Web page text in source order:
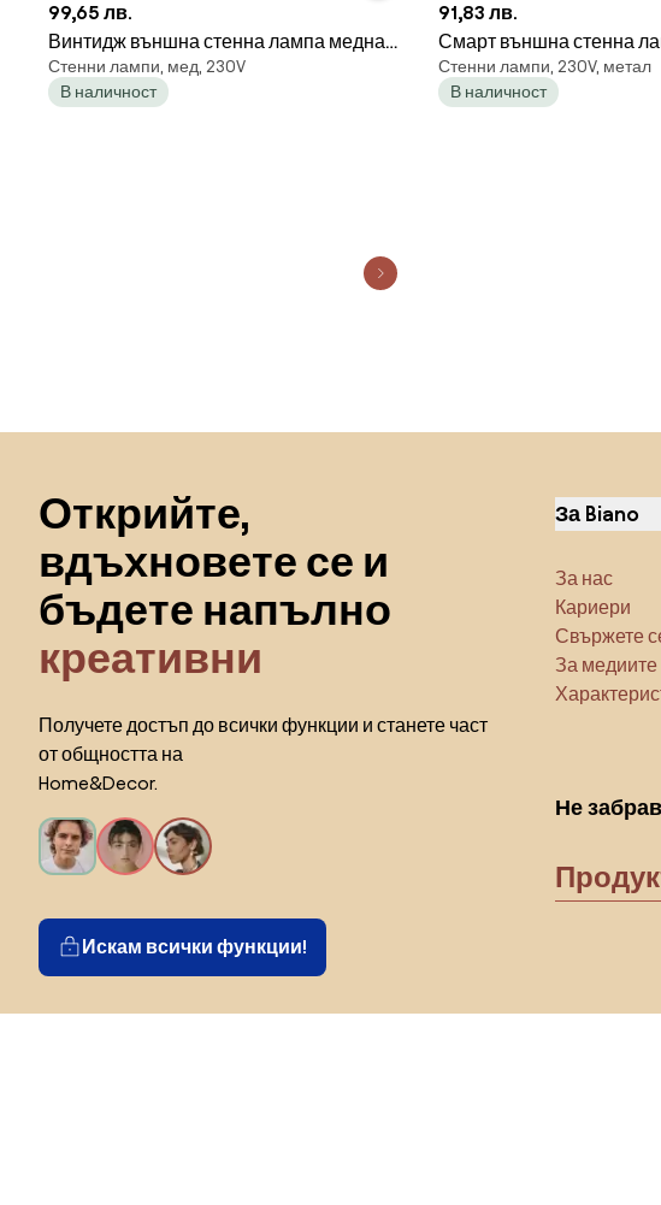
99,65 лв.
Винтидж външна стенна лампа медна
IP44 - Prato
Стенни лампи, мед, 230V
В наличност
91,83 лв.
Смарт външна стенна
IP44 вкл. WiFi ST64 - Jarra
Стенни лампи, 230V, метал
В наличност
Открийте,
вдъхновете се и
бъдете напълно
креативни
Получете достъп до всички функции и станете част
от общността на
Home&Decor.
Искам всички функции!
За Biano
За нас
Кариери
Свържете
За медиите
Не